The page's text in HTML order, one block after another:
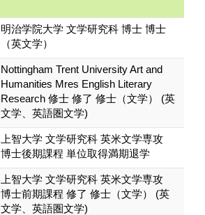
明治学院大学 文学研究科 博士 博士
（英文学）
Nottingham Trent University Art and
Humanities Mres English Literary
Research 修士 修了 修士（文学） (英
文学、英語圏文学)
上智大学 文学研究科 英米文学専攻
博士後期課程 単位取得満期退学
上智大学 文学研究科 英米文学専攻
博士前期課程 修了 修士（文学） (英
文学、英語圏文学)